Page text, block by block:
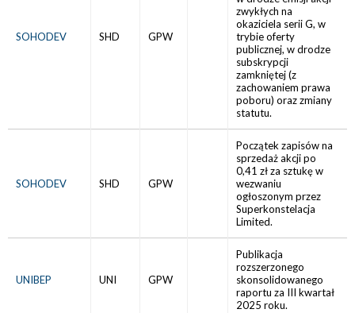
SOHODEV SHD GPW
zwykłych na
okaziciela serii G, w
trybie oferty
publicznej, w drodze
subskrypcji
zamkniętej (z
zachowaniem prawa
poboru) oraz zmiany
statutu.
SOHODEV SHD GPW
Początek zapisów na
sprzedaż akcji po
0,41 zł za sztukę w
wezwaniu
ogłoszonym przez
Superkonstelacja
Limited.
UNIBEP UNI GPW
Publikacja
rozszerzonego
skonsolidowanego
raportu za III kwartał
2025 roku.